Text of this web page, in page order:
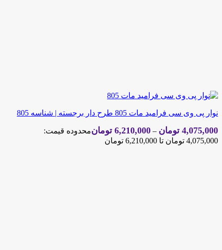
نوار پی وی سی فرامید مات 805 طرح دار برجسته | شناسه 805
4,075,000 تومان –
6,210,000 تومانمحدوده قیمت:
4,075,000 تومان تا 6,210,000 تومان